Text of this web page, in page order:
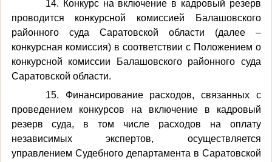
14. Конкурс на включение в кадровый резерв
проводится конкурсной комиссией Балашовского
районного суда Саратовской области (далее –
конкурсная комиссия) в соответствии с Положением о
конкурсной комиссии Балашовского районного суда
Саратовской области.
15. Финансирование расходов, связанных с
проведением конкурсов на включение в кадровый
резерв суда, в том числе расходов на оплату
независимых экспертов, осуществляется
управлением Судебного департамента в Саратовской